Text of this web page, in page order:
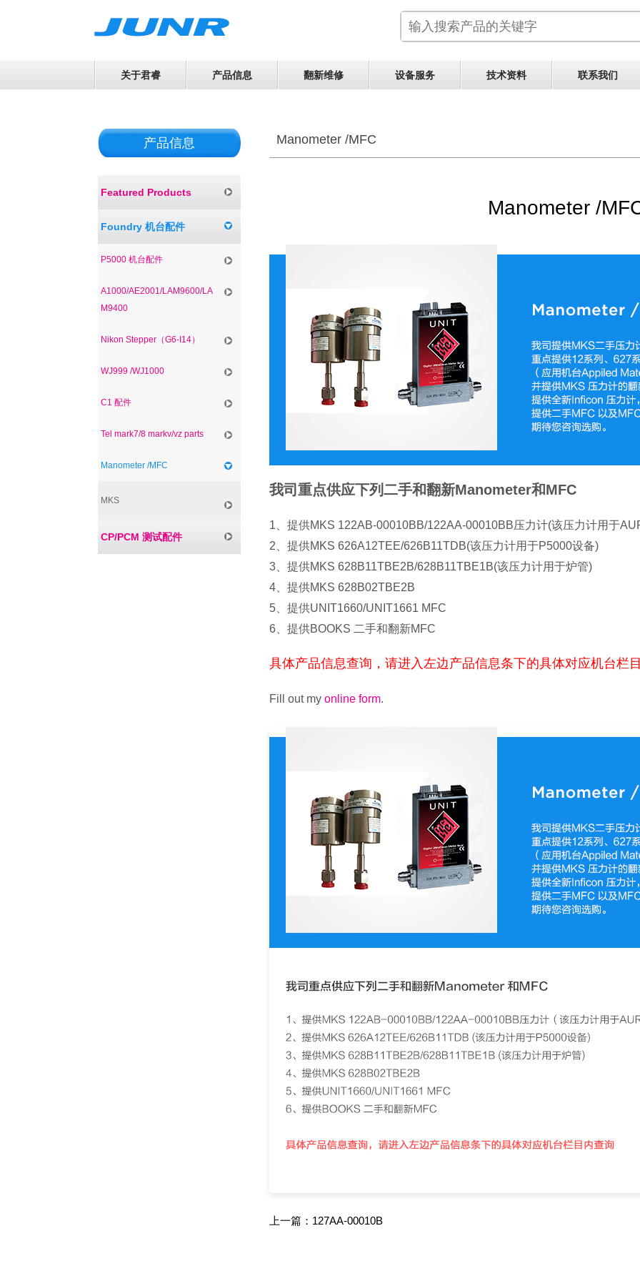
关于君睿 产品信息 翻新维修 设备服务 技术资料 联系我们
产品信息
Featured Products
Foundry 机台配件
P5000 机台配件
A1000/AE2001/LAM9600/LA
M9400
Nikon Stepper（G6-I14）
WJ999 /WJ1000
C1 配件
Tel mark7/8 markv/vz parts
Manometer /MFC
MKS
CP/PCM 测试配件
Manometer /MFC
Manometer /
我司重点供应下列二手和翻新Manometer和MFC
1、提供MKS 122AB-00010BB/122AA-00010BB压力计(该压力计用于
2、提供MKS 626A12TEE/626B11TDB(该压力计用于P5000设备)
3、提供MKS 628B11TBE2B/628B11TBE1B(该压力计用于炉管)
4、提供MKS 628B02TBE2B
5、提供UNIT1660/UNIT1661 MFC
6、提供BOOKS 二手和翻新MFC
具体产品信息查询，请进入左边产品信息条下的具体对应机台栏
Fill out my online form.
上一篇： 127AA-00010B